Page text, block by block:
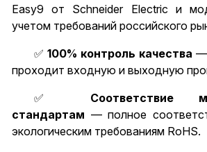
Easy9 от Schneider Electric и
учетом требований российского
✅100% контроль качества —
проходит входную и выходную
✅ Соответствие
стандартам — полное
экологическим требованиям RoHS.